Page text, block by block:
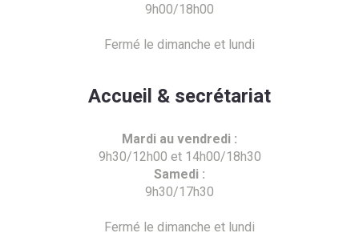
9h00/18h00
Fermé le dimanche et lundi
Accueil & secrétariat
Mardi au vendredi :
9h30/12h00 et 14h00/18h30
Samedi :
9h30/17h30
Fermé le dimanche et lundi